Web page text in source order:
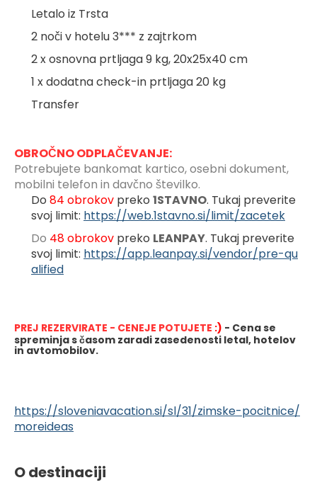
Letalo iz Trsta
2 noči v hotelu 3*** z zajtrkom
2 x osnovna prtljaga 9 kg, 20x25x40 cm
1 x dodatna check-in prtljaga 20 kg
Transfer
OBROČNO ODPLAČEVANJE:
Potrebujete bankomat kartico, osebni dokument,
mobilni telefon in davčno številko.
Do 84 obrokov preko 1STAVNO. Tukaj preverite
svoj limit: https://web.1stavno.si/limit/zacetek
Do 48 obrokov preko LEANPAY. Tukaj preverite
svoj limit: https://app.leanpay.si/vendor/pre-qu
alified
PREJ REZERVIRATE - CENEJE POTUJETE :) - Cena se
spreminja s časom zaradi zasedenosti letal, hotelov
in avtomobilov.
https://sloveniavacation.si/sl/31/zimske-pocitnice/
moreideas
O destinaciji